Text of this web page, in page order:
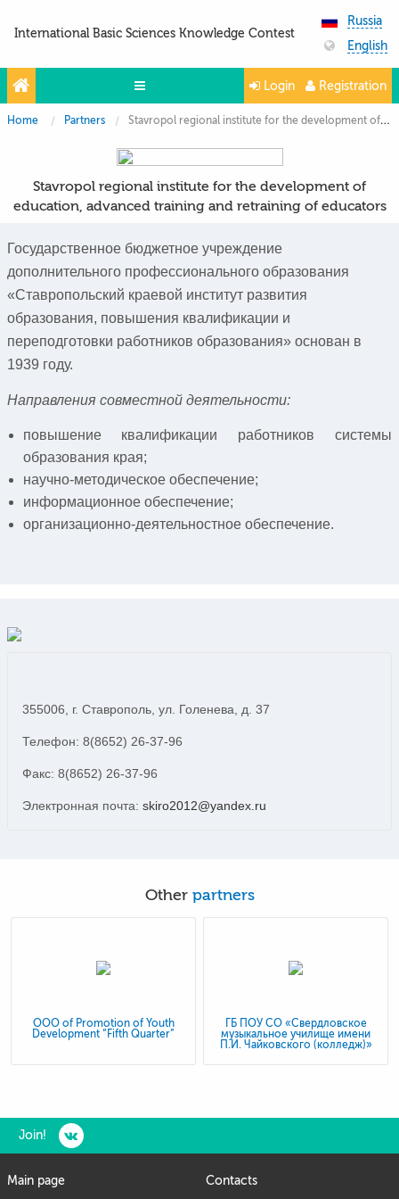
International Basic Sciences Knowledge Contest
Russia
English
Olympiads
Partners
Media About Us
Questions and answers
Login Registration
Home Partners Stavropol regional institute for the development of education, advanced training and retraining of educators
Stavropol regional institute for the development of
education, advanced training and retraining of educators
Государственное бюджетное учреждение
дополнительного профессионального образования
«Ставропольский краевой институт развития
образования, повышения квалификации и
переподготовки работников образования» основан в
1939 году.
Направления совместной деятельности:
повышение квалификации работников системы
образования края;
научно-методическое обеспечение;
информационное обеспечение;
организационно-деятельностное обеспечение.
355006, г. Ставрополь, ул. Голенева, д. 37
Телефон: 8(8652) 26-37-96
Факс: 8(8652) 26-37-96
Электронная почта: skiro2012@yandex.ru
Other partners
OOO of Promotion of Youth
Development “Fifth Quarter”
ГБ ПОУ СО «Свердловское
музыкальное училище имени
П.И. Чайковского (колледж)»
Join!
Main page Contacts